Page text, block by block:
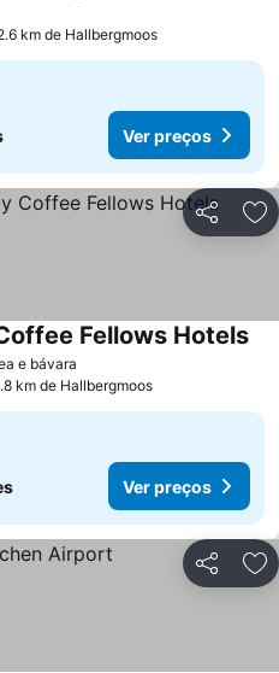
km de Hallbergmoos
Ver preços
Partilhar
e bávara
Fellows Hotels
km de Hallbergmoos
Ver preços
Partilhar